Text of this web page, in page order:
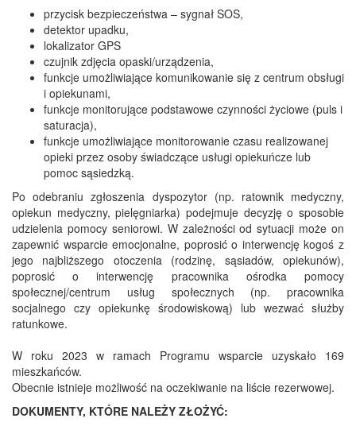
przycisk bezpieczeństwa – sygnał SOS,
detektor upadku,
lokalizator GPS
czujnik zdjęcia opaski/urządzenia,
funkcje umożliwiające komunikowanie się z centrum obsługi
i opiekunami,
funkcje monitorujące podstawowe czynności życiowe (puls i
saturacja),
funkcje umożliwiające monitorowanie czasu realizowanej
opieki przez osoby świadczące usługi opiekuńcze lub
pomoc sąsiedzką.
Po odebraniu zgłoszenia dyspozytor (np. ratownik medyczny,
opiekun medyczny, pielęgniarka) podejmuje decyzję o sposobie
udzielenia pomocy seniorowi. W zależności od sytuacji może on
zapewnić wsparcie emocjonalne, poprosić o interwencję kogoś z
jego najbliższego otoczenia (rodzinę, sąsiadów, opiekunów),
poprosić o interwencję pracownika ośrodka pomocy
społecznej/centrum usług społecznych (np. pracownika
socjalnego czy opiekunkę środowiskową) lub wezwać służby
ratunkowe.
W roku 2023 w ramach Programu wsparcie uzyskało 169
mieszkańców.
Obecnie istnieje możliwość na oczekiwanie na liście rezerwowej.
DOKUMENTY, KTÓRE NALEŻY ZŁOŻYĆ: